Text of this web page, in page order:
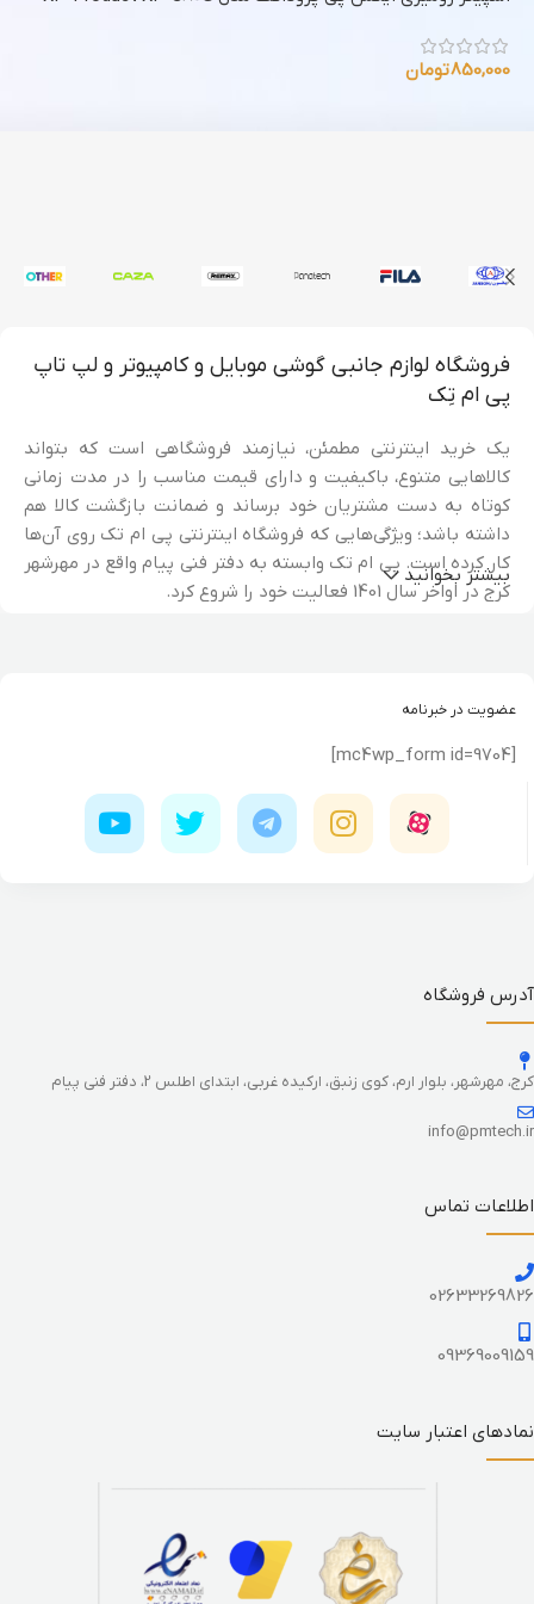
850,000تومان
فروشگاه لوازم جانبی گوشی موبایل و کامپیوتر و لپ تاپ
پی ام تِک
یک خرید اینترنتی مطمئن، نیازمند فروشگاهی است که بتواند
کالاهایی متنوع، باکیفیت و دارای قیمت مناسب را در مدت زمانی
کوتاه به دست مشتریان خود برساند و ضمانت بازگشت کالا هم
داشته باشد؛ ویژگی‌هایی که فروشگاه اینترنتی پی ام تک روی آن‌ها
کار کرده است. پی ام تک وابسته به دفتر فنی پیام واقع در مهرشهر
کرج در اواخر سال 1401 فعالیت خود را شروع کرد.
حراج شگفت انگیز پی ام تک که محصولات دارای تخفیف عالی
می‌شوند، سفارش خود را به سادگی ثبت کرده و در روز و محدوده
از گروه‌های اصلی و زیر مجموعه‌های پرطرفدار محصولات پی ام تک
شامل مواردی می‌شود که در ادامه به معرفی آن‌ها می‌پردازیم.
بیشتر بخوانید
عضویت در خبرنامه
[mc4wp_form id=9704]
آدرس فروشگاه
کرج، مهرشهر، بلوار ارم، کوی زنبق، ارکیده غربی، ابتدای اطلس 2، دفتر فنی پیام
info@pmtech.ir
اطلاعات تماس
02633269826
09369009159
نمادهای اعتبار سایت